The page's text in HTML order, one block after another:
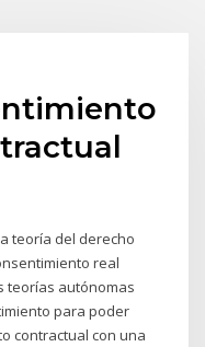
teoría del derecho
real
teorías autónomas
para poder
contractual con una